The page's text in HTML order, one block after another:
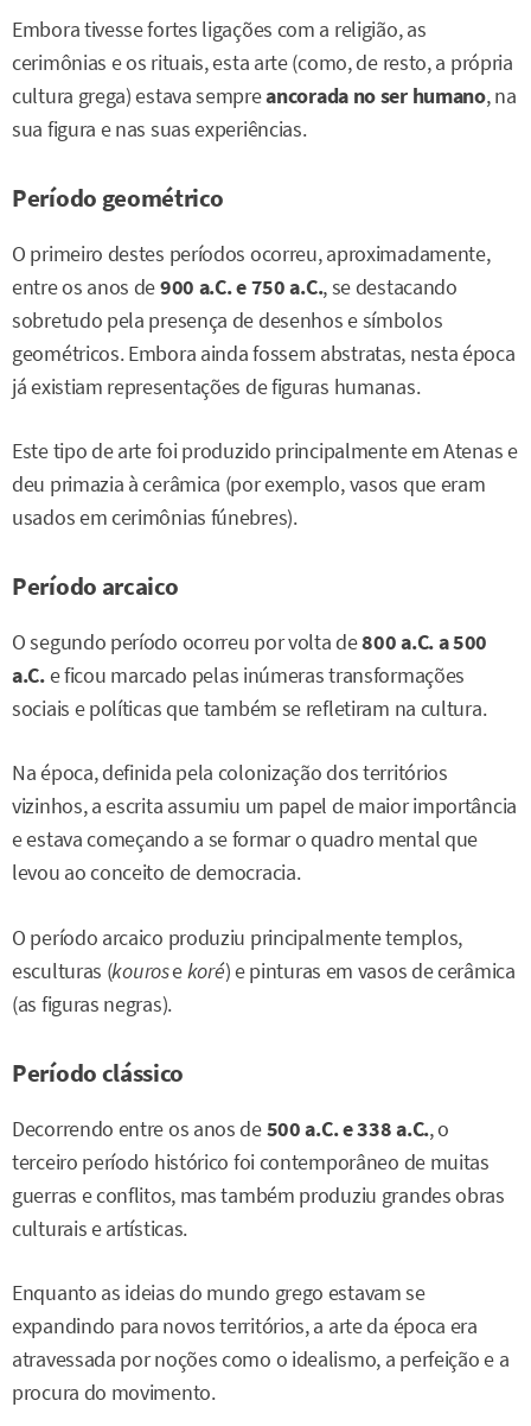
Embora tivesse fortes ligações com a religião, as
cerimônias e os rituais, esta arte (como, de resto, a própria
cultura grega) estava sempreancorada no ser humano, na
sua figura e nas suas experiências.
Período geométrico
O primeiro destes períodos ocorreu, aproximadamente,
entre os anos de900 a.C. e 750 a.C., se destacando
sobretudo pela presença de desenhos e símbolos
geométricos. Embora ainda fossem abstratas, nesta época
já existiam representações de figuras humanas.
Este tipo de arte foi produzido principalmente em Atenas e
deu primazia à cerâmica (por exemplo, vasos que eram
usados em cerimônias fúnebres).
Período arcaico
O segundo período ocorreu por volta de800 a.C. a 500
a.C.e ficou marcado pelas inúmeras transformações
sociais e políticas que também se refletiram na cultura.
Na época, definida pela colonização dos territórios
vizinhos, a escrita assumiu um papel de maior importância
e estava começando a se formar o quadro mental que
levou ao conceito de democracia.
O período arcaico produziu principalmente templos,
esculturas (kourosekoré) e pinturas em vasos de cerâmica
(as figuras negras).
Período clássico
Decorrendo entre os anos de500 a.C. e 338 a.C., o
terceiro período histórico foi contemporâneo de muitas
guerras e conflitos, mas também produziu grandes obras
culturais e artísticas.
Enquanto as ideias do mundo grego estavam se
expandindo para novos territórios, a arte da época era
atravessada por noções como o idealismo, a perfeição e a
procura do movimento.